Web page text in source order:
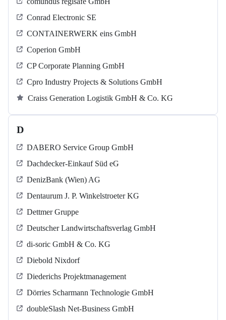
Conrad Electronic SE
CONTAINERWERK eins GmbH
Coperion GmbH
CP Corporate Planning GmbH
Cpro Industry Projects & Solutions GmbH
Craiss Generation Logistik GmbH & Co. KG
D
DABERO Service Group GmbH
Dachdecker-Einkauf Süd eG
DenizBank (Wien) AG
Dentaurum J. P. Winkelstroeter KG
Dettmer Gruppe
Deutscher Landwirtschaftsverlag GmbH
di-soric GmbH & Co. KG
Diebold Nixdorf
Diederichs Projektmanagement
Dörries Scharmann Technologie GmbH
doubleSlash Net-Business GmbH